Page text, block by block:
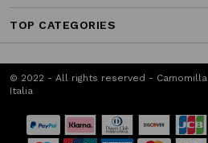
TOP CATEGORIES
© 2022 - All rights reserved - Camomilla
Italia